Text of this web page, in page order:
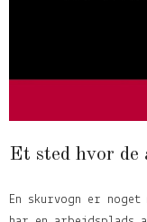
Et sted hvor de
En skurvogn er